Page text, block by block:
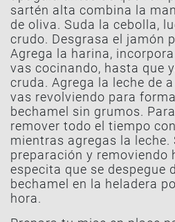
sartén alta combina la
de oliva. Suda la cebolla,
crudo. Desgrasa el jamón
Agrega la harina,
vas cocinando, hasta que
cruda. Agrega la leche de
vas revolviendo para
bechamel sin grumos.
remover todo el tiempo
mientras agregas la leche.
preparación y removiendo
especita que se despegue
bechamel en la heladera
hora.